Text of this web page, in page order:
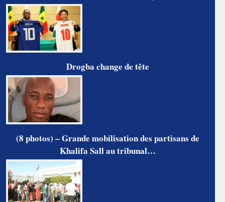
Drogba change de tête
(8 photos) – Grande mobilisation des partisans de
Khalifa Sall au tribunal…